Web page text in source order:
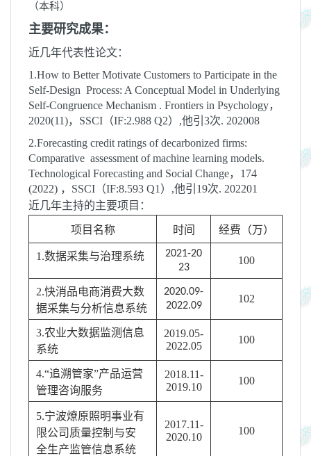
（本科）
主要研究成果：
近几年代表性论文：
1.How to Better Motivate Customers to Participate in the
Self-Design Process: A Conceptual Model in Underlying
Self-Congruence Mechanism . Frontiers in Psychology，
2020(11)，SSCI（IF:2.988 Q2）,他引 3次. 202008
2.Forecasting credit ratings of decarbonized firms:
Comparative assessment of machine learning models.
Technological Forecasting and Social Change，174
(2022) ，SSCI（IF:8.593 Q1）,他引 19次. 202201
近几年主持的主要项目：
项目名称 时间 经费（万）
1.数据采集与治理系统
2021-20
23
100
2.快消品电商消费大数
据采集与分析信息系统
2020.09-
2022.09
102
3.农业大数据监测信息
系统
2019.05-
2022.05
100
4.“追溯管家”产品运营
管理咨询服务
2018.11-
2019.10
100
5.宁波燎原照明事业有
限公司质量控制与安
全生产监管信息系统
2017.11-
2020.10
100